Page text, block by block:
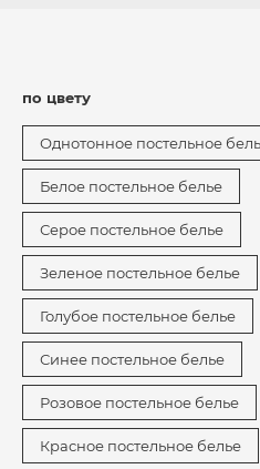
по цвету
Однотонное постельное
Белое постельное белье
Серое постельное белье
Зеленое постельное белье
Голубое постельное белье
Синее постельное белье
Розовое постельное белье
Красное постельное белье